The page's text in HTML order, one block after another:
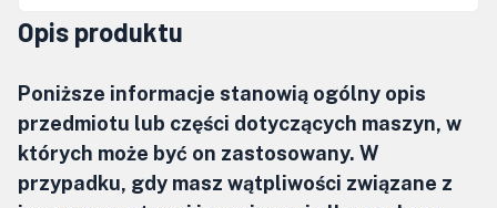
Opis produktu
Poniższe informacje stanowią ogólny opis
przedmiotu lub części dotyczących maszyn, w
których może być on zastosowany. W
przypadku, gdy masz wątpliwości związane z